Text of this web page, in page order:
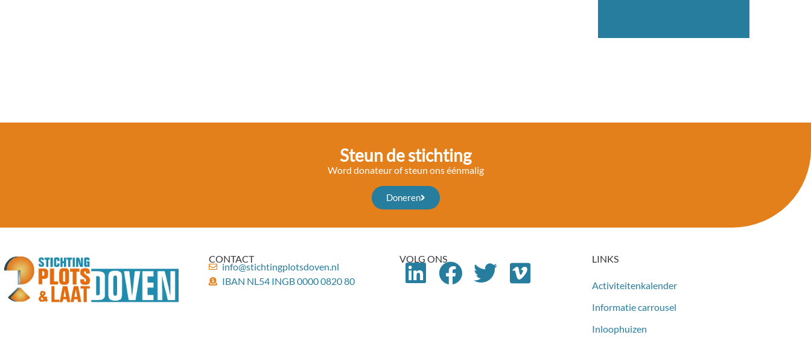
Steun de stichting
Word donateur of steun ons éénmalig
Doneren
CONTACT
info@stichtingplotsdoven.nl
IBAN NL54 INGB 0000 0820 80
VOLG ONS LINKS
Activiteitenkalender
Informatie carrousel
Inloophuizen